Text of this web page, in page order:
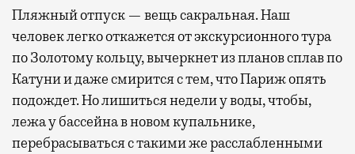
Пляжный отпуск — вещь сакральная. Наш
человек легко откажется от экскурсионного тура
по Золотому кольцу, вычеркнет из планов сплав по
Катуни и даже смирится с тем, что Париж опять
подождет. Но лишиться недели у воды, чтобы,
лежа у бассейна в новом купальнике,
перебрасываться с такими же расслабленными